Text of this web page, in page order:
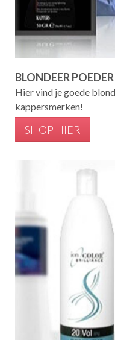
BLONDEER POEDER
Hier vind je goede
kappersmerken!
SHOP HIER